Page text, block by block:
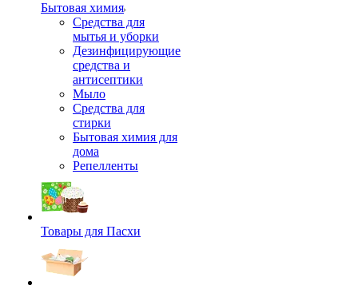
Бытовая химия
Средства для
мытья и уборки
Дезинфицирующие
средства и
антисептики
Мыло
Средства для
стирки
Бытовая химия для
дома
Репелленты
Товары для Пасхи